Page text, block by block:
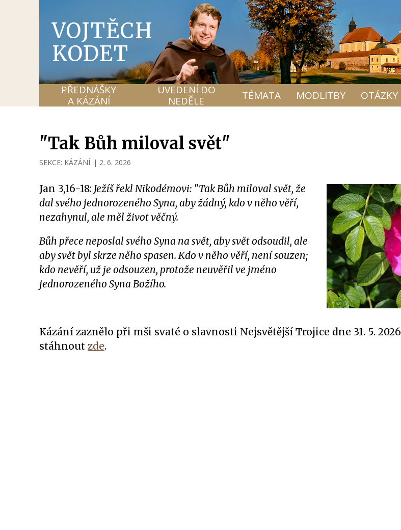
VOJTĚCH
KODET
PŘEDNÁŠKY
A KÁZÁNÍ
UVEDENÍ DO
NEDĚLE
TÉMATA MODLITBY OTÁZKY
"Tak Bůh miloval svět"
SEKCE: KÁZÁNÍ | 2. 6. 2026
Jan 3,16-18: Ježíš řekl Nikodémovi: "Tak Bůh miloval svět, že
dal svého jednorozeného Syna, aby žádný, kdo v něho věří,
nezahynul, ale měl život věčný.
Bůh přece neposlal svého Syna na svět, aby svět odsoudil, ale
aby svět byl skrze něho spasen. Kdo v něho věří, není souzen;
kdo nevěří, už je odsouzen, protože neuvěřil ve jméno
jednorozeného Syna Božího.
Kázání zaznělo při mši svaté o slavnosti Nejsvětější Trojice dne 31. 5. 2026
stáhnout zde.